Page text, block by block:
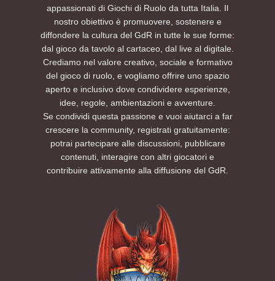
appassionati di Giochi di Ruolo da tutta Italia. Il
nostro obiettivo è promuovere, sostenere e
diffondere la cultura del GdR in tutte le sue forme:
dal gioco da tavolo al cartaceo, dal live al digitale.
Crediamo nel valore creativo, sociale e formativo
del gioco di ruolo, e vogliamo offrire uno spazio
aperto e inclusivo dove condividere esperienze,
idee, regole, ambientazioni e avventure.
Se condividi questa passione e vuoi aiutarci a far
crescere la community, registrati gratuitamente:
potrai partecipare alle discussioni, pubblicare
contenuti, interagire con altri giocatori e
contribuire attivamente alla diffusione del GdR.